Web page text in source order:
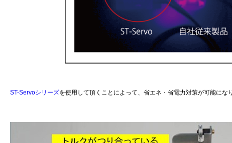
ST-Servoシリーズを使用して頂くことによって、省エネ・省電力対策が可能にな